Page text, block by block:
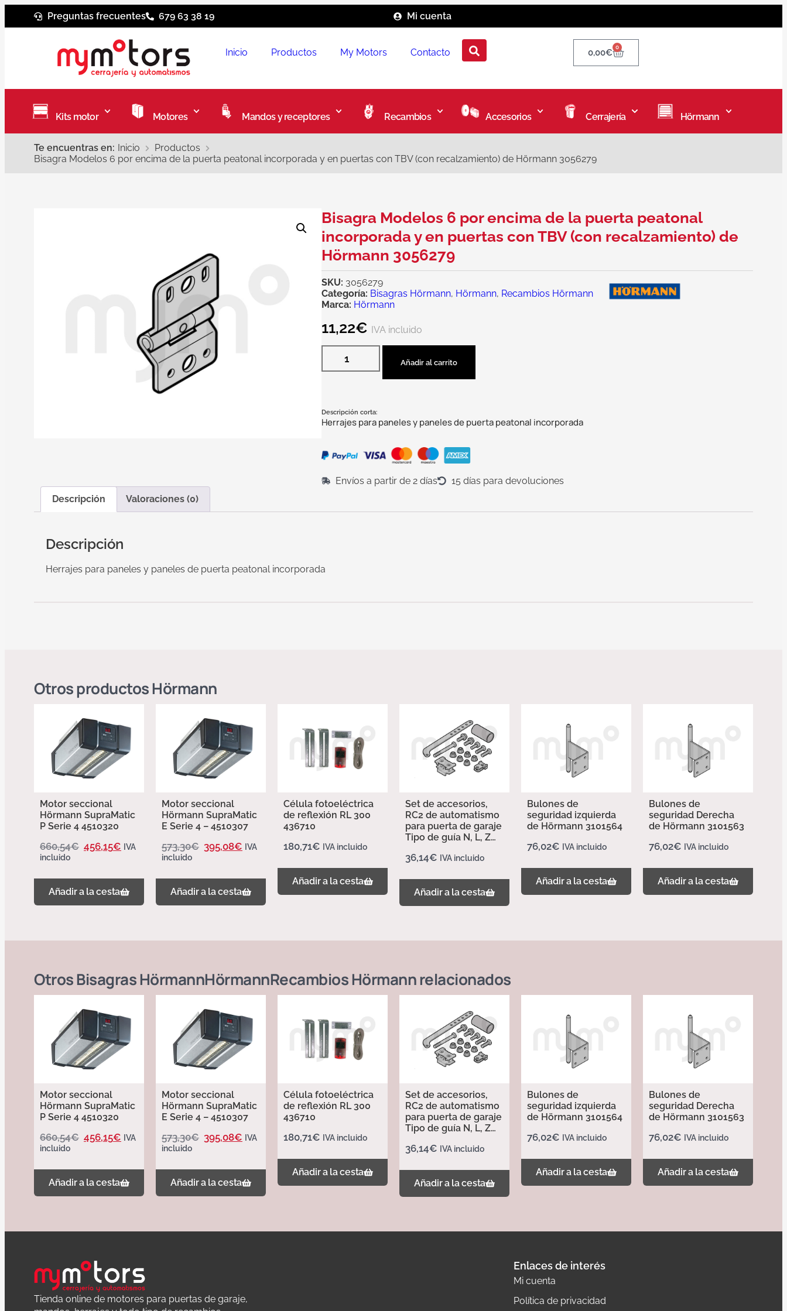
Preguntas frecuentes 679 63 38 19 Mi cuenta
Inicio Productos My Motors Contacto 0,00€ 0
Kits motor Motores Mandos y receptores Recambios Accesorios Cerrajería Hörmann
Te encuentras en: Inicio
Productos
Bisagra Modelos 6 por encima de la puerta peatonal incorporada y en puertas con TBV (con recalzamiento) de Hörmann 3056279
Bisagra Modelos 6 por encima de la puerta peatonal
incorporada y en puertas con TBV (con recalzamiento) de
Hörmann 3056279
SKU: 3056279
Categoría: Bisagras Hörmann, Hörmann, Recambios Hörmann
Marca: Hörmann
11,22€ IVA incluido
Añadir al carrito
Descripción corta:
Herrajes para paneles y paneles de puerta peatonal incorporada
Envíos a partir de 2 días
15 días para devoluciones
Descripción
Valoraciones (0)
Descripción
Herrajes para paneles y paneles de puerta peatonal incorporada
Otros productosHörmann
Motor seccional
Hörmann SupraMatic
P Serie 4 4510320
660,54€ 456,15€ IVA
incluido
Añadir a la cesta
Motor seccional
Hörmann SupraMatic
E Serie 4 – 4510307
573,30€ 395,08€ IVA
incluido
Añadir a la cesta
Célula fotoeléctrica
de reflexión RL 300
436710
180,71€ IVA incluido
Añadir a la cesta
Set de accesorios,
RC2 de automatismo
para puerta de garaje
Tipo de guía N, L, Z
36,14€ IVA incluido
Añadir a la cesta
Bulones de
seguridad izquierda
de Hörmann 3101564
76,02€ IVA incluido
Añadir a la cesta
Bulones de
seguridad Derecha
de Hörmann 3101563
76,02€ IVA incluido
Añadir a la cesta
OtrosBisagras HörmannHörmannRecambios Hörmannrelacionados
Motor seccional
Hörmann SupraMatic
P Serie 4 4510320
660,54€ 456,15€ IVA
incluido
Añadir a la cesta
Motor seccional
Hörmann SupraMatic
E Serie 4 – 4510307
573,30€ 395,08€ IVA
incluido
Añadir a la cesta
Célula fotoeléctrica
de reflexión RL 300
436710
180,71€ IVA incluido
Añadir a la cesta
Set de accesorios,
RC2 de automatismo
para puerta de garaje
Tipo de guía N, L, Z
36,14€ IVA incluido
Añadir a la cesta
Bulones de
seguridad izquierda
de Hörmann 3101564
76,02€ IVA incluido
Añadir a la cesta
Bulones de
seguridad Derecha
de Hörmann 3101563
76,02€ IVA incluido
Añadir a la cesta
Tienda online de motores para puertas de garaje,
Enlaces de interés
Mi cuenta
Política de privacidad